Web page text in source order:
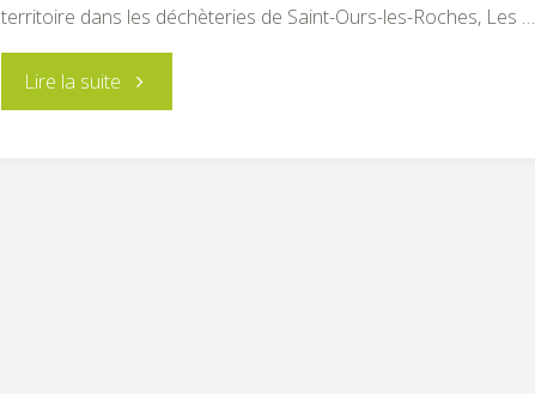
territoire dans les déchèteries de Saint-Ours-les-Roches, Les …
Lire la suite"Le